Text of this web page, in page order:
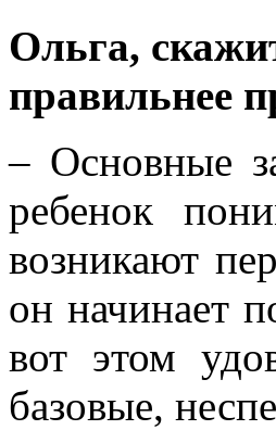
Ольга,
правильнее
– Основные
ребенок
возникают
он начинает
вот этом
базовые,